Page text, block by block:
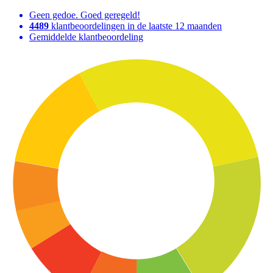
Geen gedoe. Goed geregeld!
4489 klantbeoordelingen in de laatste 12 maanden
Gemiddelde klantbeoordeling